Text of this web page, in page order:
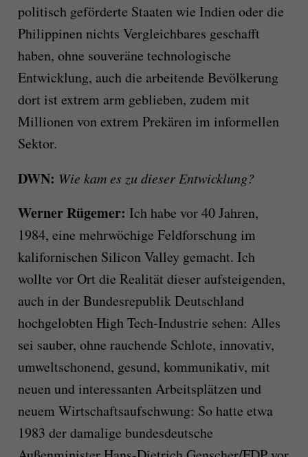
politisch geförderte Staaten wie Indien oder die
Philippinen nichts Vergleichbares geschafft
haben, ohne souveräne technologische
Entwicklung, auch die arbeitende Bevölkerung
dort ist extrem arm geblieben, zudem mit
Millionen von extrem Prekären im informellen
Sektor.
DWN: Wie kam es zu dieser Entwicklung?
Werner Rügemer: Ich habe vor 40 Jahren,
1984, eine mehrwöchige Feldforschung im
kalifornischen Silicon Valley gemacht. Ich
wollte vor Ort die Realität dieser aufsteigenden,
auch in der Bundesrepublik Deutschland
hochgelobten High Tech-Industrie sehen: Alles
sei sauber, ohne rauchende Schlote, innovativ,
umweltschonend, gesund, kommunikativ, mit
neuen und interessanten Arbeitsplätzen und
neuem Wirtschaftsaufschwung: So hatte etwa
1983 der damalige bundesdeutsche